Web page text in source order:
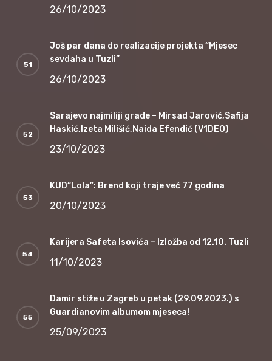
26/10/2023
Još par dana do realizacije projekta “Mjesec
sevdaha u Tuzli”
26/10/2023
Sarajevo najmiliji grade – Mirsad Jarović,Safija
Haskić,Izeta Milišić,Naida Efendić (V1DEO)
23/10/2023
KUD“Lola”: Brend koji traje već 77 godina
20/10/2023
Karijera Safeta Isovića – Izložba od 12.10. Tuzli
11/10/2023
Damir stiže u Zagreb u petak (29.09.2023.) s
Guardianovim albumom mjeseca!
25/09/2023